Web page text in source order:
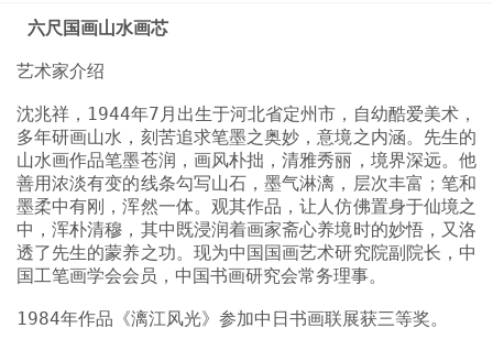
六尺国画山水画芯
艺术家介绍
沈兆祥，1944年7月出生于河北省定州市，自幼酷爱美术，
多年研画山水，刻苦追求笔墨之奥妙，意境之内涵。先生的
山水画作品笔墨苍润，画风朴拙，清雅秀丽，境界深远。他
善用浓淡有变的线条勾写山石，墨气淋漓，层次丰富；笔和
墨柔中有刚，浑然一体。观其作品，让人仿佛置身于仙境之
中，浑朴清穆，其中既浸润着画家斋心养境时的妙悟，又洛
透了先生的蒙养之功。现为中国国画艺术研究院副院长，中
国工笔画学会会员，中国书画研究会常务理事。
1984年作品《漓江风光》参加中日书画联展获三等奖。